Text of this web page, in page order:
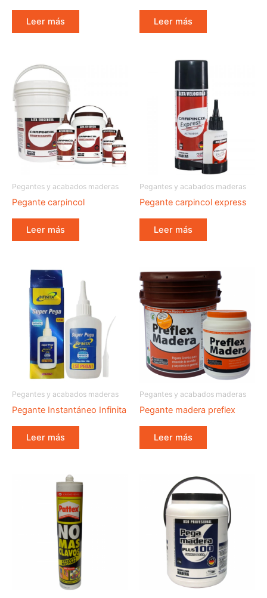
Leer más Leer más
Pegantes y acabados maderas
Pegante carpincol
Leer más
Pegantes y acabados maderas
Pegante carpincol express
Leer más
Pegantes y acabados maderas
Pegante Instantáneo Infinita
Leer más
Pegantes y acabados maderas
Pegante madera preflex
Leer más